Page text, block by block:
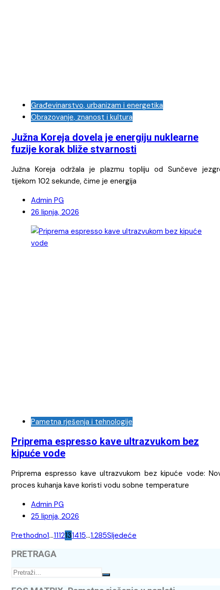
Građevinarstvo, urbanizam i energetika
Obrazovanje, znanost i kultura
Južna Koreja dovela je energiju nuklearne
fuzije korak bliže stvarnosti
Južna Koreja održala je plazmu topliju od Sunčeve
tijekom 102 sekunde, čime je energija
Admin PG
26 lipnja, 2026
Pametna rješenja i tehnologije
Priprema espresso kave ultrazvukom bez
kipuće vode
Priprema espresso kave ultrazvukom bez kipuće vode:
proces kuhanja kave koristi vodu sobne temperature
Admin PG
25 lipnja, 2026
Brojevi
stranica
objava
Prethodno1…1112131415…1.285Sljedeće
PRETRAGA